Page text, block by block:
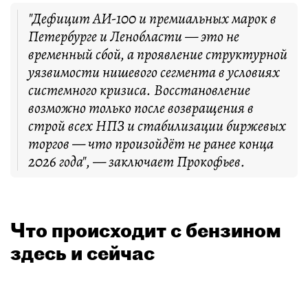
"Дефицит АИ-100 и премиальных марок в
Петербурге и Ленобласти — это не
временный сбой, а проявление структурной
уязвимости нишевого сегмента в условиях
системного кризиса. Восстановление
возможно только после возвращения в
строй всех НПЗ и стабилизации биржевых
торгов — что произойдёт не ранее конца
2026 года", — заключает Прокофьев.
Что происходит с бензином
здесь и сейчас